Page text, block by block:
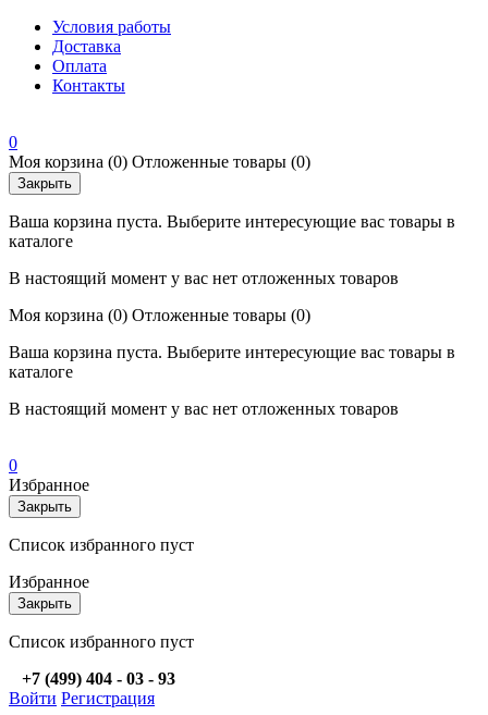
Условия работы
Доставка
Оплата
Контакты
0
Моя корзина (0) Отложенные товары (0)
Закрыть
Ваша корзина пуста. Выберите интересующие вас товары в
каталоге
В настоящий момент у вас нет отложенных товаров
Моя корзина (0) Отложенные товары (0)
Ваша корзина пуста. Выберите интересующие вас товары в
каталоге
В настоящий момент у вас нет отложенных товаров
0
Избранное
Закрыть
Список избранного пуст
Избранное
Закрыть
Список избранного пуст
+7 (499) 404 - 03 - 93
Войти Регистрация